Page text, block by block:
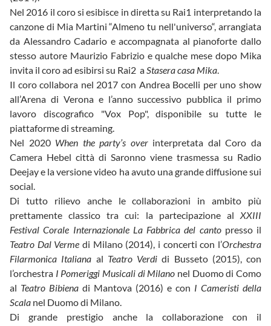
Nel 2016 il coro si esibisce in diretta su Rai1 interpretando la
canzone di Mia Martini “Almeno tu nell'universo“, arrangiata
da Alessandro Cadario e accompagnata al pianoforte dallo
stesso autore Maurizio Fabrizio e qualche mese dopo Mika
invita il coro ad esibirsi su Rai2 aStasera casa Mika.
Il coro collabora nel 2017 con Andrea Bocelli per uno show
all’Arena di Verona e l’anno successivo pubblica il primo
lavoro discografico "Vox Pop", disponibile su tutte le
piattaforme di streaming.
Nel 2020 When the party’s overinterpretata dal Coro da
Camera Hebel città di Saronno viene trasmessa su Radio
Deejay e la versione video ha avuto una grande diffusione sui
social.
Di tutto rilievo anche le collaborazioni in ambito più
prettamente classico tra cui: la partecipazione al XXIII
Festival Corale Internazionale La Fabbrica del cantopresso il
Teatro Dal Verme di Milano (2014), i concerti con l’Orchestra
Filarmonica Italiana al Teatro Verdi di Busseto (2015), con
l’orchestra I Pomeriggi Musicali di Milano nel Duomo di Como
al Teatro Bibiena di Mantova (2016) e con I Cameristi della
Scala nel Duomo di Milano.
Di grande prestigio anche la collaborazione con il